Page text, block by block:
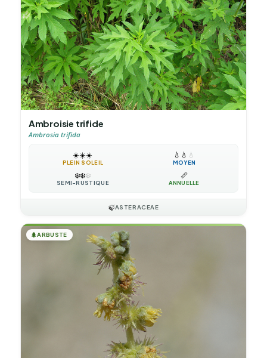
Ambroisie trifide
Ambrosia trifida
☀️☀️☀️
PLEIN SOLEIL
💧 💧 💧
MOYEN
❄️❄️❄️
SEMI-RUSTIQUE
📏
ANNUELLE
🍃ASTERACEAE
🌲ARBUSTE